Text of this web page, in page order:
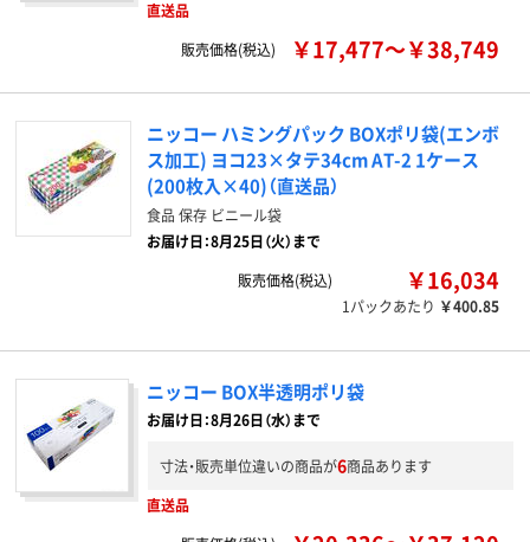
直送品
販売価格(税込)
￥17,477～￥38,749
ニッコー ハミングパック BOXポリ袋(エンボ
ス加工) ヨコ23×タテ34cm AT-2 1ケース
(200枚入×40)（直送品）
食品 保存 ビニール袋
お届け日：8月25日（火）まで
販売価格(税込)
￥16,034
1パックあたり ￥400.85
ニッコー BOX半透明ポリ袋
お届け日：8月26日（水）まで
寸法・販売単位違いの商品が6商品あります
直送品